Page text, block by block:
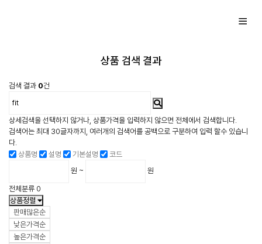
상품 검색 결과
검색 결과 0건
상세검색을 선택하지 않거나, 상품가격을 입력하지 않으면 전체에서 검색합니다.
검색어는 최대 30글자까지, 여러개의 검색어를 공백으로 구분하여 입력 할수 있습니
다.
상품명
설명 기본설명
코드
원 ~
원
전체분류 0
상품정렬
판매많은순
낮은가격순
높은가격순